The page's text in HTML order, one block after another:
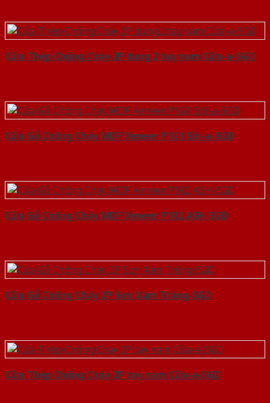
Cửa Thép Chống Cháy 2P dung 2 tay nam Cửa-a-SGD
Cửa Gỗ Chống Cháy MDF Veneer P1G1 Sồi-a-SGD
Cửa Gỗ Chống Cháy MDF Veneer P1R2 ASH-SGD
Cửa Gỗ Chống Cháy 2P Sơn Xám Trắng-SGD
Cửa Thép Chống Cháy 2P tay nam Cửa-a-SGD